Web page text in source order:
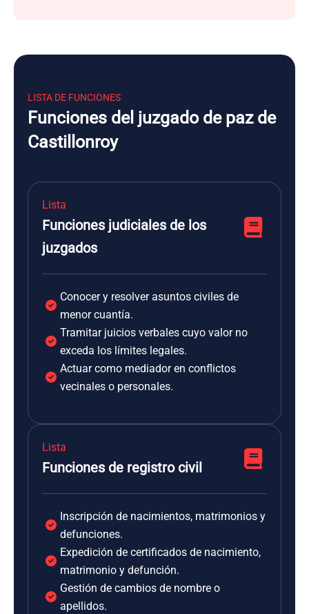
LISTA DE FUNCIONES
Funciones del juzgado de paz de
Castillonroy
Lista
Funciones judiciales de los
juzgados
Conocer y resolver asuntos civiles de
menor cuantía.
Tramitar juicios verbales cuyo valor no
exceda los límites legales.
Actuar como mediador en conflictos
vecinales o personales.
Lista
Funciones de registro civil
Inscripción de nacimientos, matrimonios y
defunciones.
Expedición de certificados de nacimiento,
matrimonio y defunción.
Gestión de cambios de nombre o
apellidos.